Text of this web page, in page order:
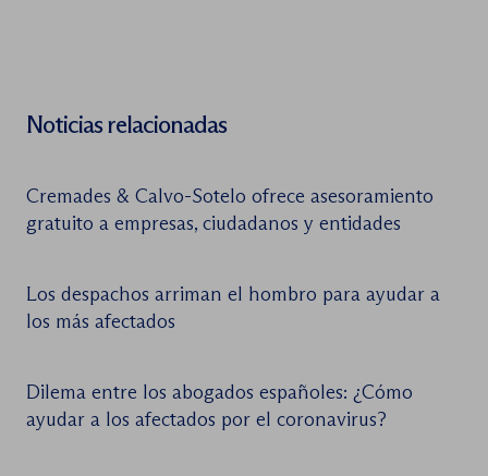
Noticias relacionadas
Cremades & Calvo-Sotelo ofrece asesoramiento
gratuito a empresas, ciudadanos y entidades
Los despachos arriman el hombro para ayudar a
los más afectados
Dilema entre los abogados españoles: ¿Cómo
ayudar a los afectados por el coronavirus?